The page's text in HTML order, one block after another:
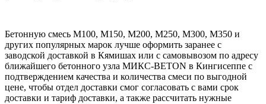
Бетонную смесь М100, М150, М200, М250, М300, М350 и
других популярных марок лучше оформить заранее с
заводской доставкой в Кямишах или с самовывозом по адресу
ближайшего бетонного узла МИКС-BETON в Кингисеппе с
подтверждением качества и количества смеси по выгодной
цене, чтобы отдел доставки смог согласовать с вами срок
доставки и тариф доставки, а также рассчитать нужные